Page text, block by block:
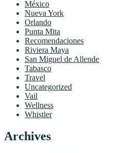
México
Nueva York
Orlando
Punta Mita
Recomendaciones
Riviera Maya
San Miguel de Allende
Tabasco
Travel
Uncategorized
Vail
Wellness
Whistler
Archives